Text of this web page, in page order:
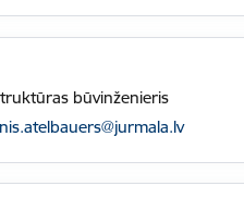
būvinženieris
pasts: